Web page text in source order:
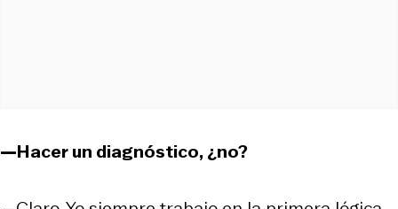
—Hacer un diagnóstico, ¿no?